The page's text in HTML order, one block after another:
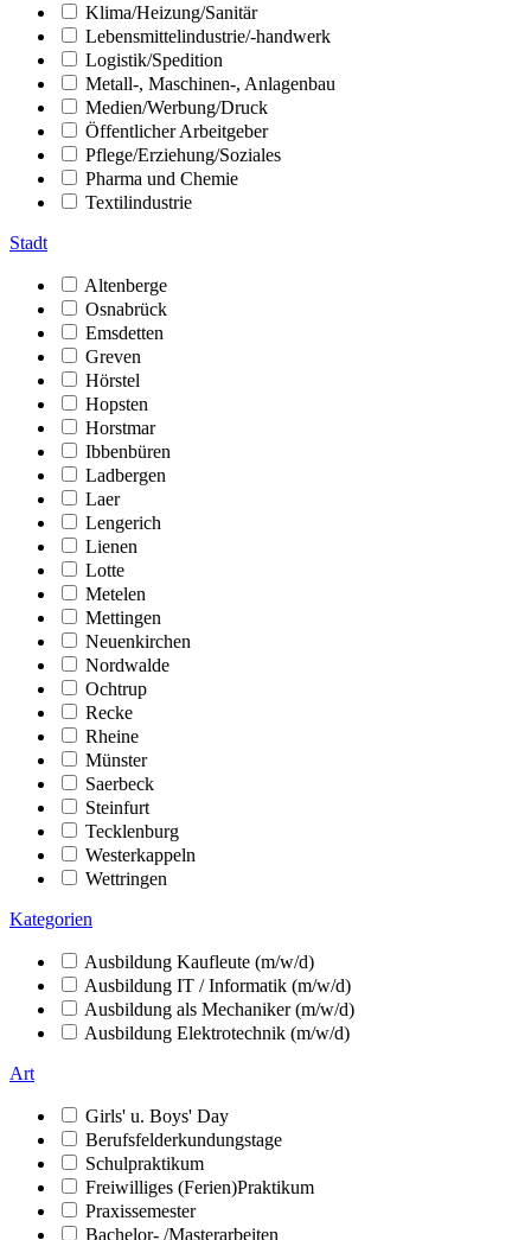
Klima/Heizung/Sanitär
Lebensmittelindustrie/-handwerk
Logistik/Spedition
Metall-, Maschinen-, Anlagenbau
Medien/Werbung/Druck
Öffentlicher Arbeitgeber
Pflege/Erziehung/Soziales
Pharma und Chemie
Textilindustrie
Stadt
Altenberge
Osnabrück
Emsdetten
Greven
Hörstel
Hopsten
Horstmar
Ibbenbüren
Ladbergen
Laer
Lengerich
Lienen
Lotte
Metelen
Mettingen
Neuenkirchen
Nordwalde
Ochtrup
Recke
Rheine
Münster
Saerbeck
Steinfurt
Tecklenburg
Westerkappeln
Wettringen
Kategorien
Ausbildung Kaufleute (m/w/d)
Ausbildung IT / Informatik (m/w/d)
Ausbildung als Mechaniker (m/w/d)
Ausbildung Elektrotechnik (m/w/d)
Art
Girls' u. Boys' Day
Berufsfelderkundungstage
Schulpraktikum
Freiwilliges (Ferien)Praktikum
Praxissemester
Bachelor- /Masterarbeiten